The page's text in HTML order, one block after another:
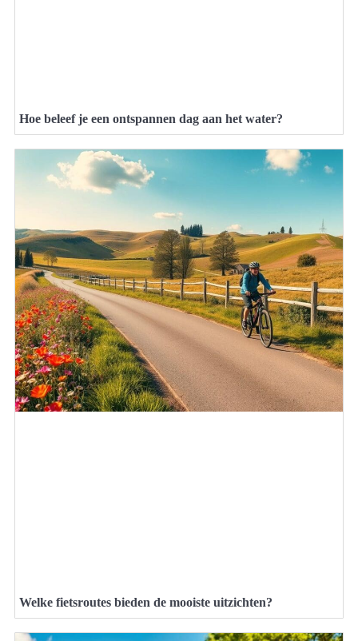
Hoe beleef je een ontspannen dag aan het water?
Welke fietsroutes bieden de mooiste uitzichten?